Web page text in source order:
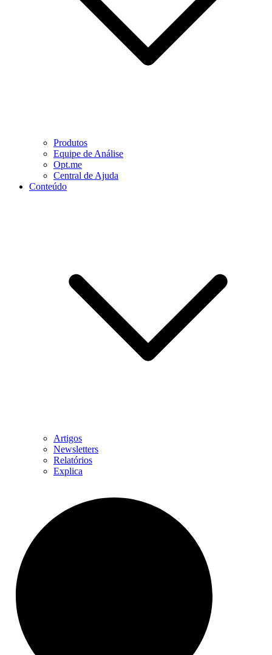
Produtos
Equipe de Análise
Opt.me
Central de Ajuda
Conteúdo
Artigos
Newsletters
Relatórios
Explica